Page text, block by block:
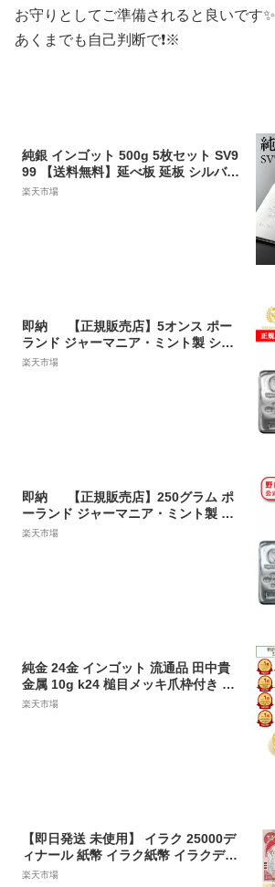
お守りとしてご準備されると良いです✨
あくまでも自己判断で❗※
純銀 インゴット 500g 5枚セット SV9
99 【送料無料】延べ板 延板 シルバー
バー 延べ棒 延棒 Pure Silver 品質保
楽天市場
即納 【正規販売店】5オンス ポー
ランド ジャーマニア・ミント製 シル
バーバー 99.9% 【5本セット】 ※※
楽天市場
即納 【正規販売店】250グラム ポ
ーランド ジャーマニア・ミント製 シ
ルバーバー 99.99% 【5本セット】 ※
楽天市場
純金 24金 インゴット 流通品 田中貴
金属 10g k24 槌目メッキ爪枠付き ペ
ンダント トップ 保証書付 送料無料
楽天市場
【即日発送 未使用】 イラク 25000デ
ィナール 紙幣 イラク紙幣 イラクディ
ナール イラク紙幣 25,000 1枚 2枚 5
楽天市場